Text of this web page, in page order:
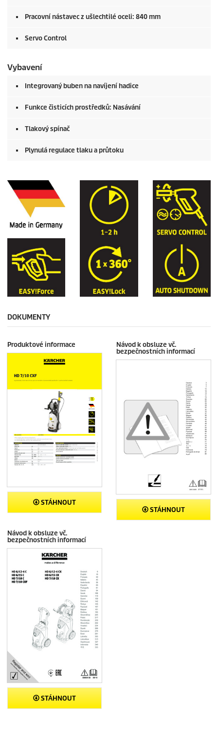
Pracovní nástavec z ušlechtilé oceli: 840 mm
Servo Control
Vybavení
Integrovaný buben na navíjení hadice
Funkce čisticích prostředků: Nasávání
Tlakový spínač
Plynulá regulace tlaku a průtoku
DOKUMENTY
Produktové informace
STÁHNOUT
Návod k obsluze vč.
bezpečnostních informací
STÁHNOUT
Návod k obsluze vč.
bezpečnostních informací
STÁHNOUT